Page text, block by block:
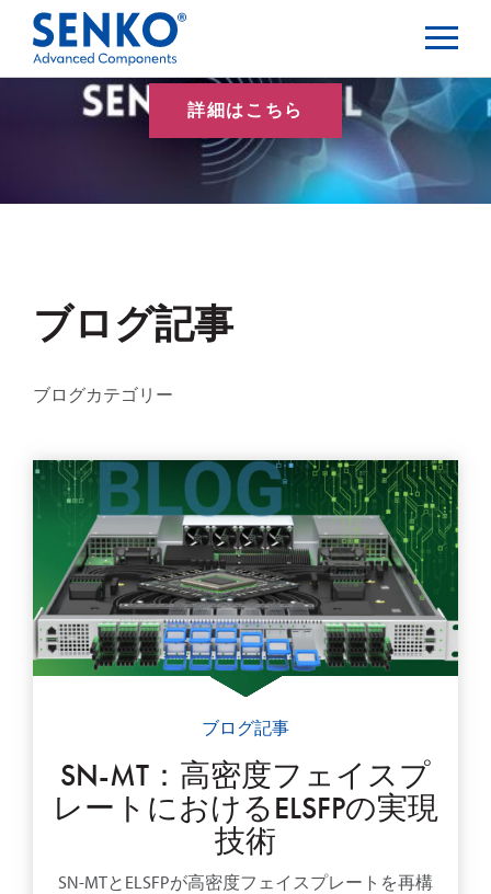
詳細はこちら
ブログ記事
ブログカテゴリー
ブログ記事
SN-MT：高密度フェイスプ
レートにおけるELSFPの実現
技術
SN-MTとELSFPが高密度フェイスプレートを再構